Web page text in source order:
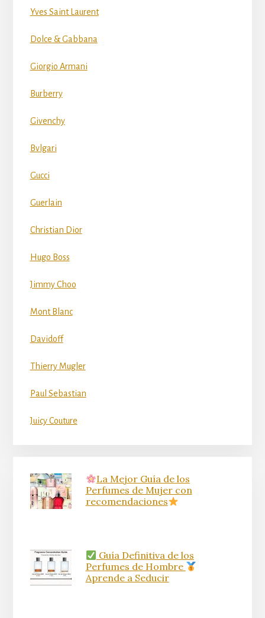
Yves Saint Laurent
Dolce & Gabbana
Giorgio Armani
Burberry
Givenchy
Bvlgari
Gucci
Guerlain
Christian Dior
Hugo Boss
Jimmy Choo
Mont Blanc
Davidoff
Thierry Mugler
Paul Sebastian
Juicy Couture
La Mejor Guía de los
Perfumes de Mujer con
recomendaciones
Guía Definitiva de los
Perfumes de Hombre
Aprende a Seducir